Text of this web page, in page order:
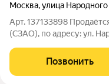
Москва,улица
Арт. 137133898
(СЗАО), по адресу: ул.
через нашу компанию.
но динамично
Позвонить